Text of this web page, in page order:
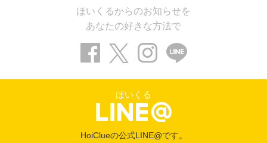
ほいくるからのお知らせを
あなたの好きな方法で
ほいくる
HoiClueの公式LINE@です。